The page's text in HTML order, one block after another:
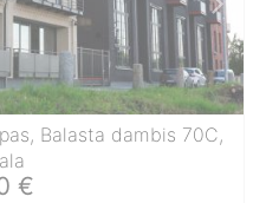
Balasta dambis 70C,
€